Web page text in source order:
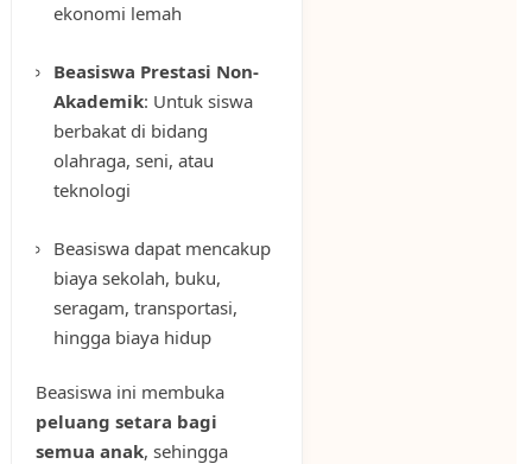
ekonomi lemah
Beasiswa Prestasi Non-
Akademik: Untuk siswa
berbakat di bidang
olahraga, seni, atau
teknologi
Beasiswa dapat mencakup
biaya sekolah, buku,
seragam, transportasi,
hingga biaya hidup
Beasiswa ini membuka
peluang setara bagi
semua anak, sehingga